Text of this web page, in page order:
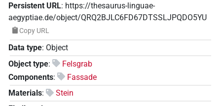
Persistent URL: https://thesaurus-linguae-
aegyptiae.de/object/QRQ2BJLC6FD67DTSSLJPQDO5YU
Copy URL
Data type: Object
Object type:
Felsgrab
Components:
Fassade
Materials:
Stein